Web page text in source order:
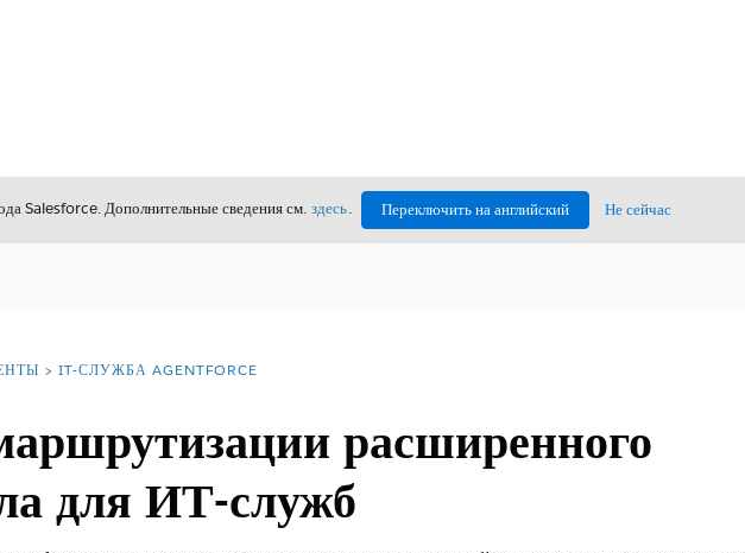
Salesforce. Дополнительные сведения см. здесь. Переключить на английский Не сейчас
IT-СЛУЖБА AGENTFORCE
расширенного
для ИТ-служб